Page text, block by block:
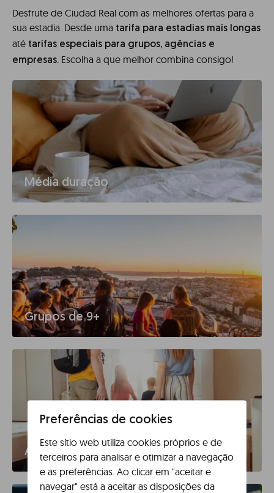
Desfrute de Ciudad Real com as melhores ofertas para a
sua estadia. Desde uma tarifa para estadias mais longas
até tarifas especiais para grupos, agências e
empresas. Escolha a que melhor combina consigo!
Média duração
Grupos de 9+
Agências
Preferências de cookies
Este sítio web utiliza cookies próprios e de
terceiros para analisar e otimizar a navegação
e as preferências. Ao clicar em "aceitar e
navegar" está a aceitar as disposições da